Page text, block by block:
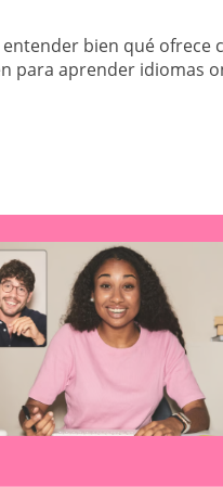
bien qué ofrece
para aprender idiomas